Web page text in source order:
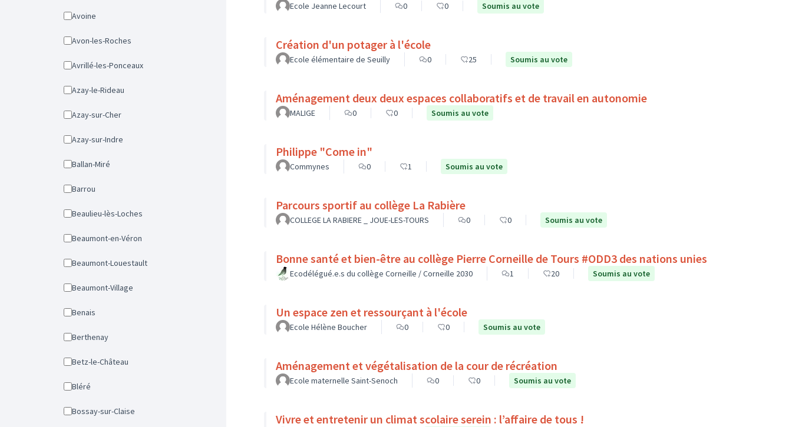
Avoine
Avon-les-Roches
Avrillé-les-Ponceaux
Azay-le-Rideau
Azay-sur-Cher
Azay-sur-Indre
Ballan-Miré
Barrou
Beaulieu-lès-Loches
Beaumont-en-Véron
Beaumont-Louestault
Beaumont-Village
Benais
Berthenay
Betz-le-Château
Bléré
Bossay-sur-Claise
Ecole Jeanne Lecourt 0 0 Soumis au vote
Création d'un potager à l'école
Ecole élémentaire de Seuilly 0 25 Soumis au vote
Aménagement deux deux espaces collaboratifs et de travail en autonomie
MALIGE 0 0 Soumis au vote
Philippe "Come in"
Commynes 0 1 Soumis au vote
Parcours sportif au collège La Rabière
COLLEGE LA RABIERE _ JOUE-LES-TOURS 0 0 Soumis au vote
Bonne santé et bien-être au collège Pierre Corneille de Tours #ODD3 des nations unies
Ecodélégué.e.s du collège Corneille / Corneille 2030 1 20 Soumis au vote
Un espace zen et ressourçant à l'école
Ecole Hélène Boucher 0 0 Soumis au vote
Aménagement et végétalisation de la cour de récréation
Ecole maternelle Saint-Senoch 0 0 Soumis au vote
Vivre et entretenir un climat scolaire serein : l’affaire de tous !